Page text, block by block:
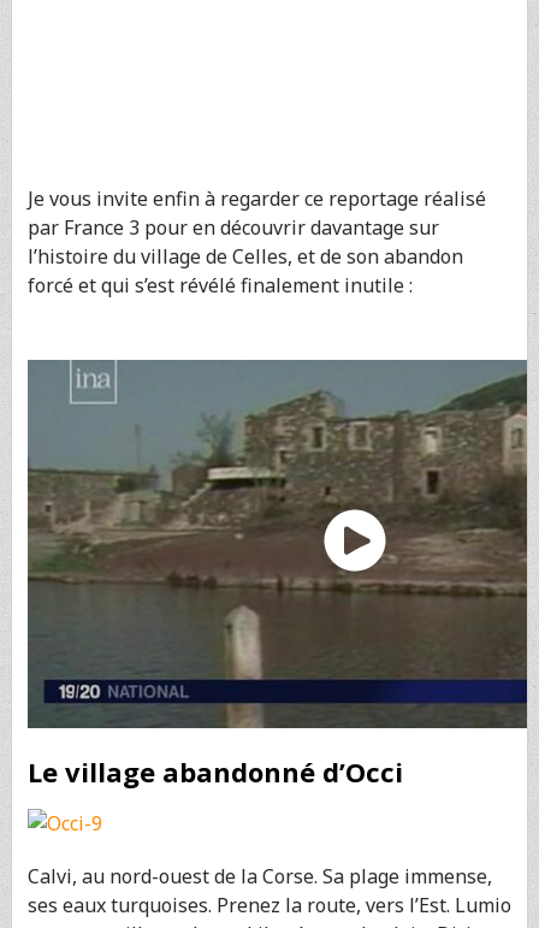
Je vous invite enfin à regarder ce reportage réalisé
par France 3 pour en découvrir davantage sur
l’histoire du village de Celles, et de son abandon
forcé et qui s’est révélé finalement inutile :
Le village abandonné d’Occi
Calvi, au nord-ouest de la Corse. Sa plage immense,
ses eaux turquoises. Prenez la route, vers l’Est. Lumio